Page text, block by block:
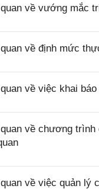
về vướng mắc
về định mức
về việc khai
về chương
về việc quản lý